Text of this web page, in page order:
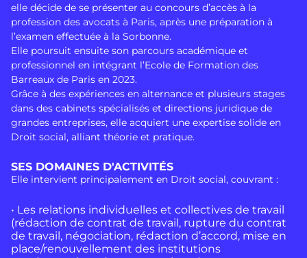
elle décide de se présenter au concours d’accès à la
profession des avocats à Paris, après une préparation à
l’examen effectuée à la Sorbonne.
Elle poursuit ensuite son parcours académique et
professionnel en intégrant l’Ecole de Formation des
Barreaux de Paris en 2023.
Grâce à des expériences en alternance et plusieurs stages
dans des cabinets spécialisés et directions juridique de
grandes entreprises, elle acquiert une expertise solide en
Droit social, alliant théorie et pratique.
SES DOMAINES D'ACTIVITÉS
Elle intervient principalement en Droit social, couvrant :
• Les relations individuelles et collectives de travail
(rédaction de contrat de travail, rupture du contrat
de travail, négociation, rédaction d’accord, mise en
place/renouvellement des institutions